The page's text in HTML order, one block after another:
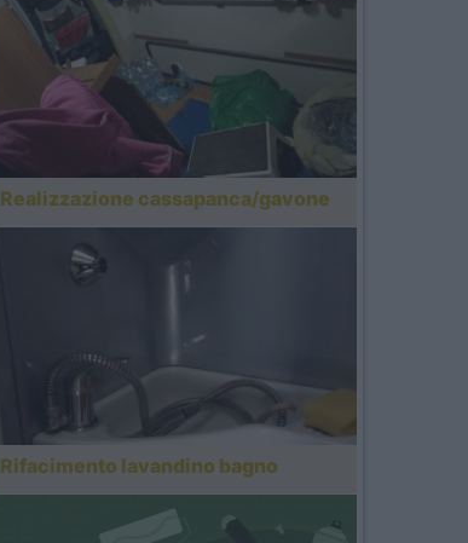
Realizzazione cassapanca/gavone
Rifacimento lavandino bagno